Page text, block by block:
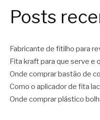
Posts
Fabricante de fitilho para
Fita kraft para que serve e
Onde comprar bastão de
Como o aplicador de fita
Onde comprar plástico